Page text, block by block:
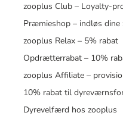
zooplus Club – Loyalty-
Præmieshop – indløs dine
zooplus Relax – 5% rabat
Opdrætterrabat – 10%
zooplus Affiliate –
10% rabat til
Dyrevelfærd hos zooplus